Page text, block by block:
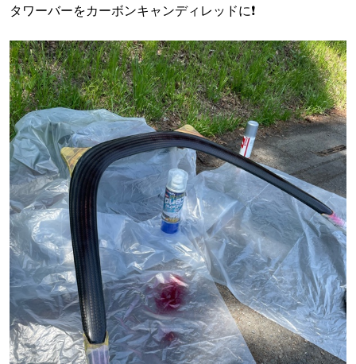
タワーバーをカーボンキャンディレッドに❗️